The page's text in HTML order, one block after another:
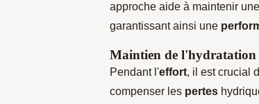
approche aide à maintenir une
garantissant ainsi une
Maintien de
Pendant l'effort, il est crucial
compenser les pertes